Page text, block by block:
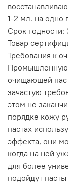
1-2 мл. на одно
Срок
Товар
Требования к
Промышленную
очищающей
зачастую
этом не
порядке кожу
пастах
эффекта, они
когда на ней
для более
подойдут